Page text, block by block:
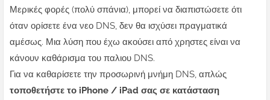
Μερικές φορές (πολύ σπάνια), μπορεί να διαπιστώσετε ότι
όταν ορίσετε ένα νεο DNS, δεν θα ισχύσει πραγματικά
αμέσως. Μια λύση που έχω ακούσει από χρηστες είναι να
κάνουν καθάρισμα του παλιου DNS.
Για να καθαρίσετε την προσωρινή μνήμη DNS, απλώς
τοποθετήστε το iPhone / iPad σας σε κατάσταση